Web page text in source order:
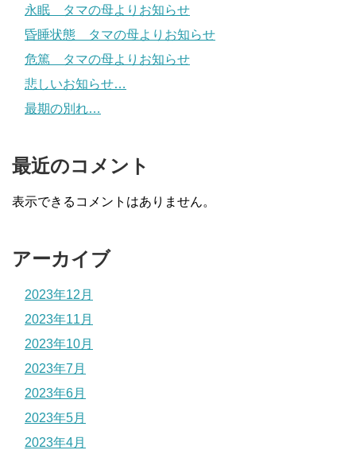
永眠 タマの母よりお知らせ
昏睡状態 タマの母よりお知らせ
危篤 タマの母よりお知らせ
悲しいお知らせ…
最期の別れ…
最近のコメント
表示できるコメントはありません。
アーカイブ
2023年12月
2023年11月
2023年10月
2023年7月
2023年6月
2023年5月
2023年4月